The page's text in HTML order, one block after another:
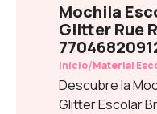
Mochila
Glitter Rue
Inicio/Material
Descubre la
Glitter Escolar